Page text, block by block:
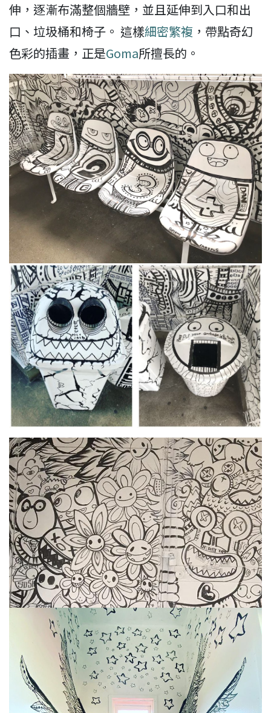
伸，逐漸布滿整個牆壁，並且延伸到入口和出
口、垃圾桶和椅子。 這樣細密繁複 ，帶點奇幻
色彩的插畫，正是Goma所擅長的。